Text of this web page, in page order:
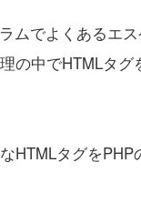
ムでよくあるエ
の中でHTMLタグ
HTMLタグをPHP